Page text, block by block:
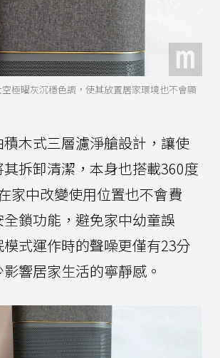
極曜灰沉穩色調，使其放置居家環境也不會顯
木式三層濾淨艙設計，讓使
拆卸清潔，本身也搭載360度
家中改變使用位置也不會費
鎖功能，避免家中幼童誤
式運作時的聲噪更僅有23分
響居家生活的寧靜感。